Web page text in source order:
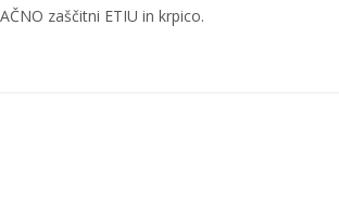
zaščitni ETIU in krpico.